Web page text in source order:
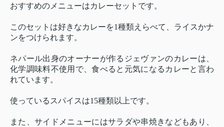
おすすめのメニューはカレーセットです。
このセットは好きなカレーを1種類えらべて、ライスかナ
ンをつけられます。
ネパール出身のオーナーが作るジェヴァンのカレーは、
化学調味料不使用で、食べると元気になるカレーと言わ
れています。
使っているスパイスは15種類以上です。
また、サイドメニューにはサラダや串焼きなどもあり、